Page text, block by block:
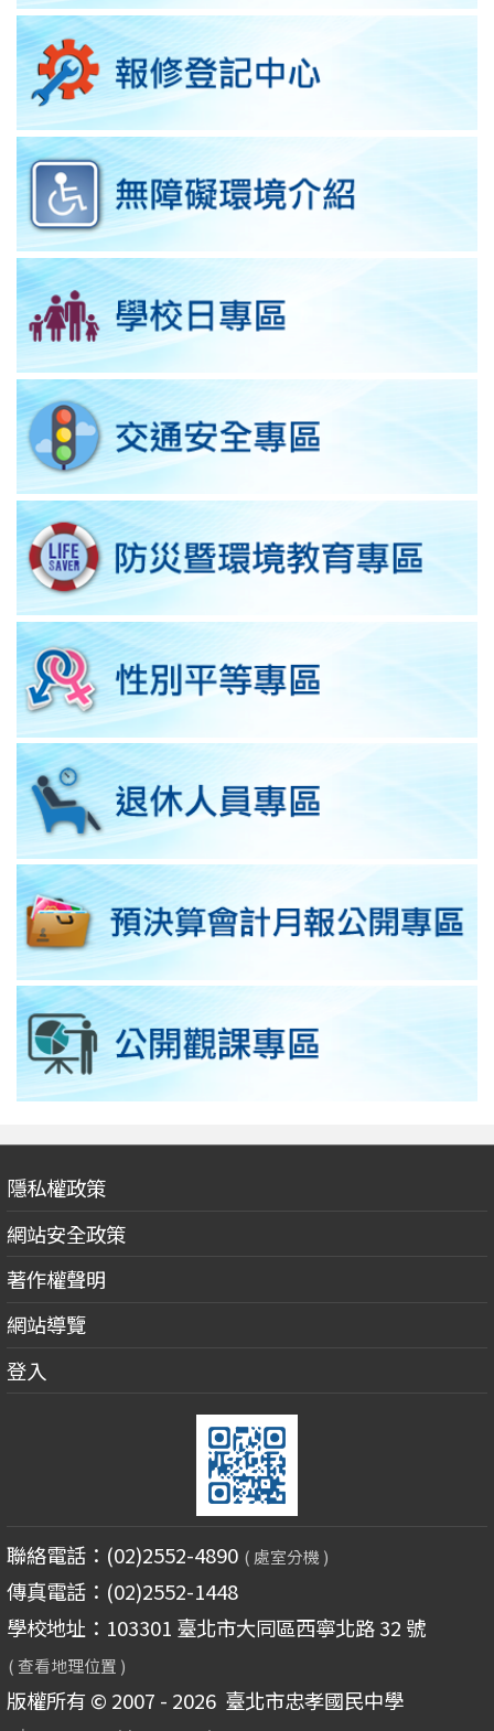
隱私權政策
網站安全政策
著作權聲明
網站導覽
登入
聯絡電話：(02)2552-4890 ( 處室分機 )
傳真電話：(02)2552-1448
學校地址：103301 臺北市大同區西寧北路 32 號
( 查看地理位置 )
版權所有 © 2007 - 2026臺北市忠孝國民中學